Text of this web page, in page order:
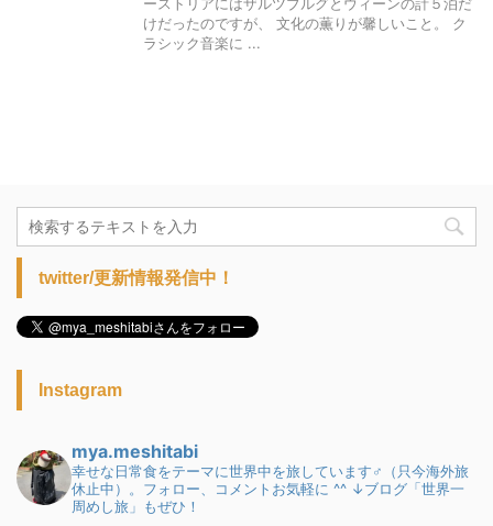
けだったのですが、 文化の薫りが馨しいこと。 ク
ラシック音楽に ...
twitter/更新情報発信中！
Instagram
mya.meshitabi
幸せな日常食をテーマに世界中を旅しています♂（只今海外旅
休止中）。フォロー、コメントお気軽に ^^ ↓ブログ「世界一
周めし旅」もぜひ！